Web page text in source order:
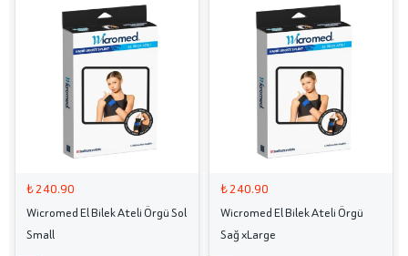
₺ 240.90
Wicromed El Bilek Ateli Örgü Sol
Small
₺ 240.90
Wicromed El Bilek Ateli Örgü
Sağ xLarge